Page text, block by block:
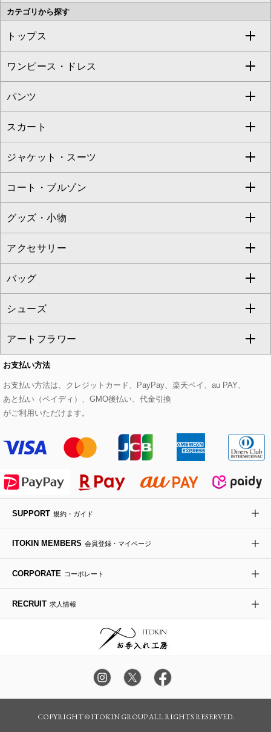
OFUON le MK
eur3
Maison de CINQ
MK MICHEL KLEIN BAG
HIROKO KOSHINO
MK MICHEL KLEIN HOMME
MK MICHEL KLEIN BAG
カテゴリから探す
トップス
すべてのトップス
カットソー・Tシャツ
ブラウス・シャツ
ニット・セーター
カーディガン
アンサンブルセット
ベスト・ジレ
パーカー
タンクトップ・キャミソール
スウェット・ジャージー
その他のトップス
ワンピース・ドレス
すべてのワンピース・ドレス
ワンピース
ドレス
チュニック
ジャンパースカート
その他のワンピース・ドレス
パンツ
すべてのパンツ
フルレングスパンツ
クロップド・半端丈パンツ
ガウチョ・ワイドパンツ
ハーフ・ショート丈パンツ
サロペット・オールインワン
その他のパンツ
スカート
すべてのスカート
ロング・マキシ丈スカート
ひざ丈スカート
ミモレ丈スカート
ショート・ミニ丈スカート
その他のスカート
ジャケット・スーツ
すべてのジャケット・スーツ
テーラードジャケット
ノーカラージャケット
セットアップ
セットアップジャケット
セットアップパンツ
セットアップスカート
セットアップワンピース
コート・ブルゾン
すべてのコート・ブルゾン
トレンチコート
ピーコート
ダッフルコート
チェスターコート
モッズコート
ステンカラーコート
ライダースジャケット
デニムジャケット
ダウンジャケット・コート
グッズ・小物
すべてのグッズ・小物
マスク
ストール・マフラー・スヌード
ベルト・サスペンダー
帽子
ヘアアクセサリー
ハンカチ・バンダナ
手袋
チャーム・ストラップ
アクセサリー
すべてのアクセサリー
ネックレス
ピアス・イヤリング
ブレスレット・バングル
ブローチ・コサージュ
バッグ
すべてのバッグ
トートバッグ
ショルダーバッグ
ボストンバッグ
バックパック・リュック
ボディバッグ・メッセンジャーバッグ
トラベルバッグ
シューズ
すべてのシューズ
パンプス
スニーカー
フラットシューズ
ローファー
ドレスシューズ
アートフラワー
すべてのアートフラワー
ローズ
カサブランカ・カラー
ラナンキュラス
ポプリアレンジ＆フレグランス
お支払い方法
お支払い方法は、クレジットカード、PayPay、楽天ペイ、au PAY、
あと払い（ペイディ）、GMO後払い、代金引換
がご利用いただけます。
SUPPORT 規約・ガイド
ITOKIN MEMBERS 会員登録・マイページ
CORPORATE コーポレート
RECRUIT 求人情報
COPYRIGHT © ITOKIN GROUP ALL RIGHTS RESERVED.